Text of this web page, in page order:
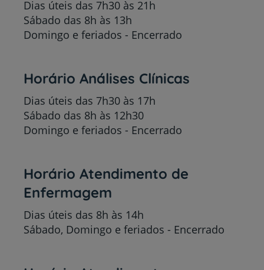
Dias úteis das 7h30 às 21h
Sábado das 8h às 13h
Domingo e feriados - Encerrado
Horário Análises Clínicas
Dias úteis das 7h30 às 17h
Sábado das 8h às 12h30
Domingo e feriados - Encerrado
Horário Atendimento de
Enfermagem
Dias úteis das 8h às 14h
Sábado, Domingo e feriados - Encerrado